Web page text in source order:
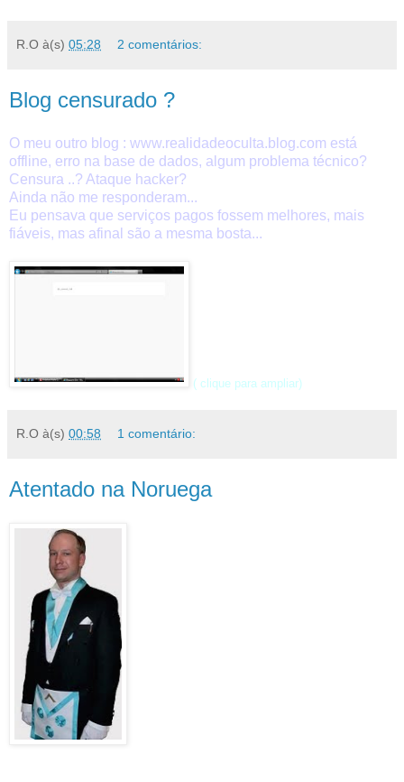
R.O à(s) 05:28 2 comentários:
Blog censurado ?
O meu outro blog : www.realidadeoculta.blog.com está
offline, erro na base de dados, algum problema técnico?
Censura ..? Ataque hacker?
Ainda não me responderam...
Eu pensava que serviços pagos fossem melhores, mais
fiáveis, mas afinal são a mesma bosta...
( clique para ampliar)
R.O à(s) 00:58 1 comentário:
Atentado na Noruega